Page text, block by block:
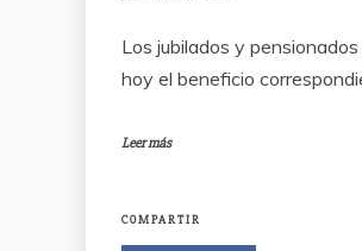
Los jubilados y
hoy el beneficio
Leer más
COMPARTIR